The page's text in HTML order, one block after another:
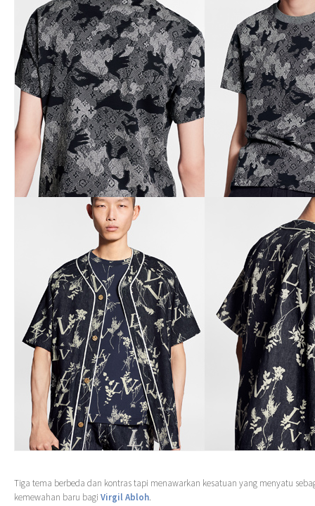
Tiga tema berbeda dan kontras tapi menawarkan kesatuan yang menyatu
kemewahan baru bagi Virgil Abloh.